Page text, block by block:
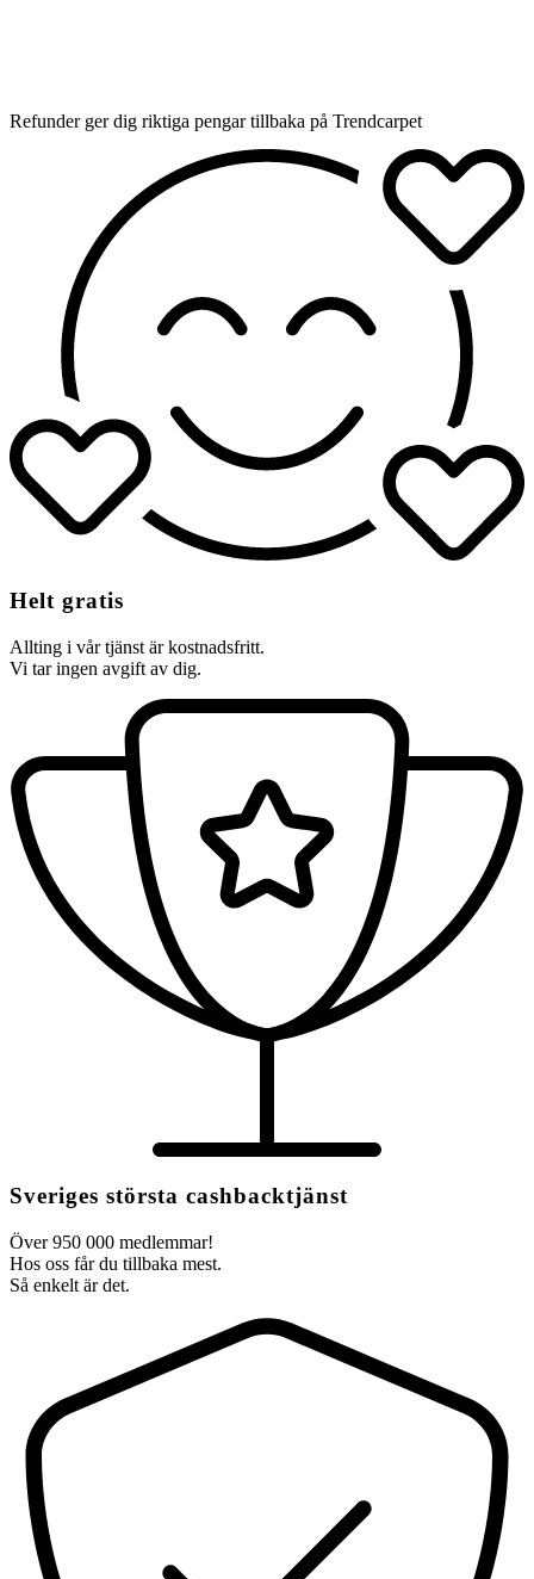
Refunder ger dig riktiga pengar tillbaka på Trendcarpet
Helt gratis
Allting i vår tjänst är kostnadsfritt.
Vi tar ingen avgift av dig.
Sveriges största cashbacktjänst
Över 950 000 medlemmar!
Hos oss får du tillbaka mest.
Så enkelt är det.